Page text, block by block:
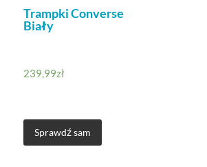
Trampki Converse
Biały
239,99zł
Sprawdź sam